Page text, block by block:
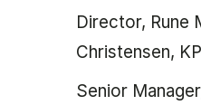
Director, Rune
Christensen,
Senior